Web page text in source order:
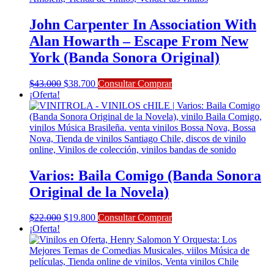
John Carpenter In Association With
Alan Howarth – Escape From New
York (Banda Sonora Original)
$43.000 El
original
era:
$43.000.
$38.700El
actual
es:
$38.700.
Consultar Comprar
¡Oferta!
Varios: Baila Comigo (Banda Sonora
Original de la Novela)
$22.000 El
original
era:
$22.000.
$19.800El
actual
es:
$19.800.
Consultar Comprar
¡Oferta!